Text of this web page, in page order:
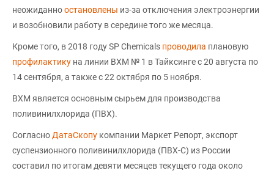
неожиданноостановлены из-за отключения электроэнергии
и возобновили работу в середине того же месяца.
Кроме того, в 2018 году SP Chemicals проводила плановую
профилактику на линии ВХМ № 1 в Тайксинге с 20 августа по
14 сентября, а также с 22 октября по 5 ноября.
ВХМ является основным сырьем для производства
поливинилхлорида (ПВХ).
Согласно ДатаСкопу компании Маркет Репорт, экспорт
суспензионного поливинилхлорида (ПВХ-С) из России
составил по итогам девяти месяцев текущего года около